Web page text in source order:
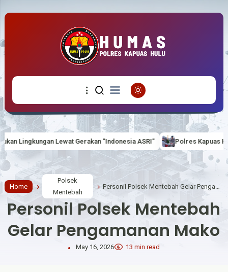
"Indonesia ASRI" Polres Kapuas Hulu Bagikan 100
Home
Polsek
Mentebah
Personil Polsek Mentebah
Gelar Pengamanan Mako
May 16, 2026 13 min read